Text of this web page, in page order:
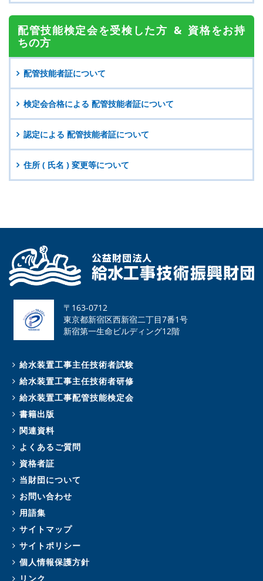
配管技能検定会を受検した方 & 資格をお持
ちの方
配管技能者証について
検定会合格による 配管技能者証について
認定による 配管技能者証について
住所 ( 氏名 ) 変更等について
〒163-0712
東京都新宿区西新宿二丁目7番1号
新宿第一生命ビルディング12階
給水装置工事主任技術者試験
給水装置工事主任技術者研修
給水装置工事配管技能検定会
書籍出版
関連資料
よくあるご質問
資格者証
当財団について
お問い合わせ
用語集
サイトマップ
サイトポリシー
個人情報保護方針
リンク